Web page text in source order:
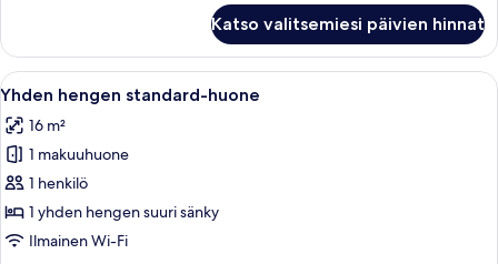
kuvat
standard-
huone
(yksi
kaksi
sänkyä)
Katso valitsemiesi päivien hinnat
Avaa
kaikki
huonetyypin
Yhden
hengen
standard-
huone
Hotellihuone, jossa on puinen
8
Yhden hengen standard-huone
16 m²
1 makuuhuone
1 henkilö
1 yhden hengen suuri sänky
Ilmainen Wi-Fi